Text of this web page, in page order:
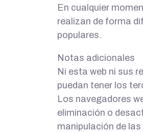
En cualquier
realizan de forma
populares.
Notas adicionales
Ni esta web ni sus
puedan tener los
Los navegadores
eliminación o
manipulación de